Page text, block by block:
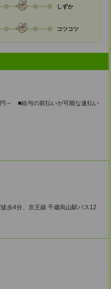
しずか
コツコツ
～ ■給与の前払いが可能な速払い
歩4分、京王線 千歳烏山駅バス12